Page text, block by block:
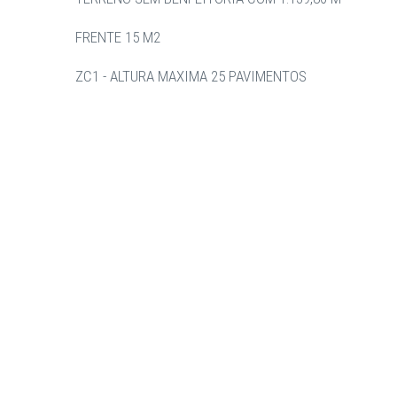
FRENTE 15 M2
ZC1 - ALTURA MAXIMA 25 PAVIMENTOS